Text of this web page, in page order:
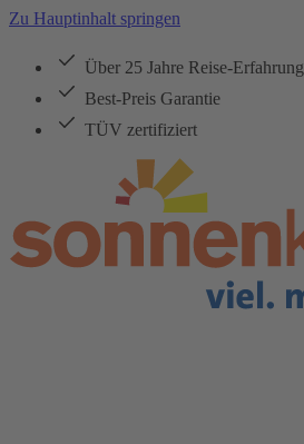
Zu Hauptinhalt springen
Über 25 Jahre Reise-Erfahrung
Best-Preis Garantie
TÜV zertifiziert